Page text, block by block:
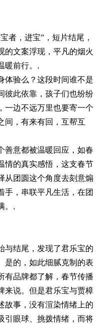
者，进宝”，短片结尾，
的文案浮现， 平凡的烟火
前行。 ,
体验么？这段时间谁不是
彼此依靠， 孩子们也纷纷
一边不远万里也要寄一个
间，有来有回，互帮互
善意都被温暖回应，如春
情的真实感悟，这支春节
从团圆这个角度去刻意煽
手，串联平凡生活，在团
,
与结尾，发现了君乐宝的
是的，如此细腻克制的表
有品牌都了解，春节传播
来说。但是君乐宝与贾樟
故事，没有渲染情绪上的
引眼球、挑拨情绪，而将